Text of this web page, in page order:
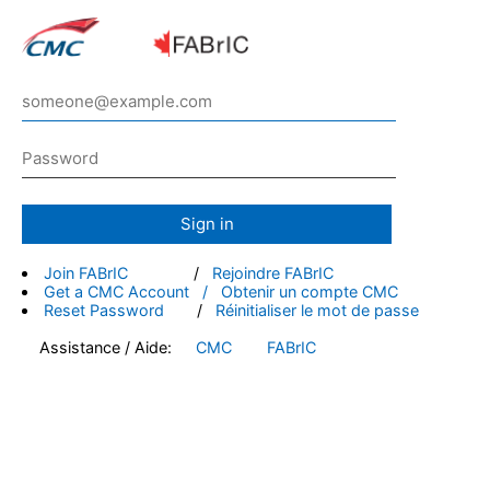
Sign in
Join FABrIC / Rejoindre FABrIC
Get a CMC Account / Obtenir un compte CMC
Reset Password / Réinitialiser le mot de passe
Assistance / Aide: CMC FABrIC